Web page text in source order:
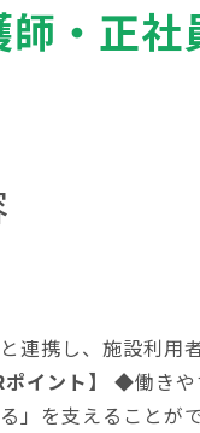
・正社
連携し、施設利用
ポイント】
◆働きや
」を支えることが